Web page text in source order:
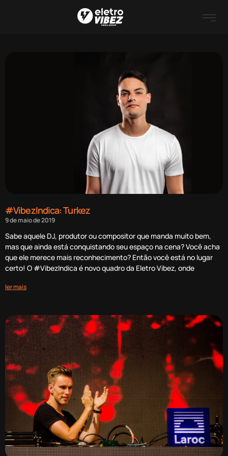
#VibezIndica: Turkez
9 de maio de 2019
Sabe aquele DJ, produtor ou compositor que manda muito bem,
mas que ainda está conquistando seu espaço na cena? Você acha
que ele merece mais reconhecimento? Então você está no lugar
certo! O #VibezIndica é novo quadro da Eletro Vibez, onde
ler mais